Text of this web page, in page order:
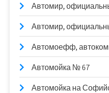
Автомир,
Автомир,
Автомоефф,
Автомойка № 67
Автомойка на